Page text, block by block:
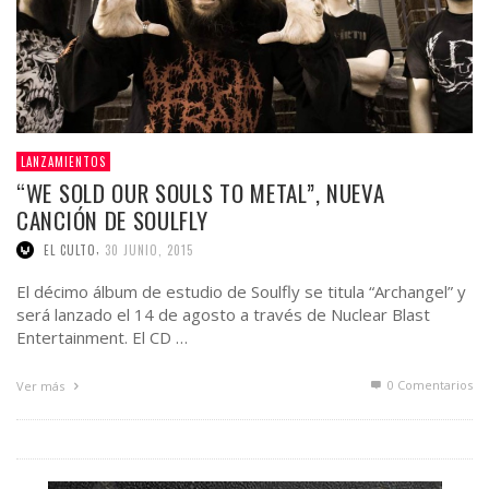
LANZAMIENTOS
“WE SOLD OUR SOULS TO METAL”, NUEVA
CANCIÓN DE SOULFLY
EL CULTO, 30 JUNIO, 2015
El décimo álbum de estudio de Soulfly se titula “Archangel” y
será lanzado el 14 de agosto a través de Nuclear Blast
Entertainment. El CD …
Ver más 0 Comentarios